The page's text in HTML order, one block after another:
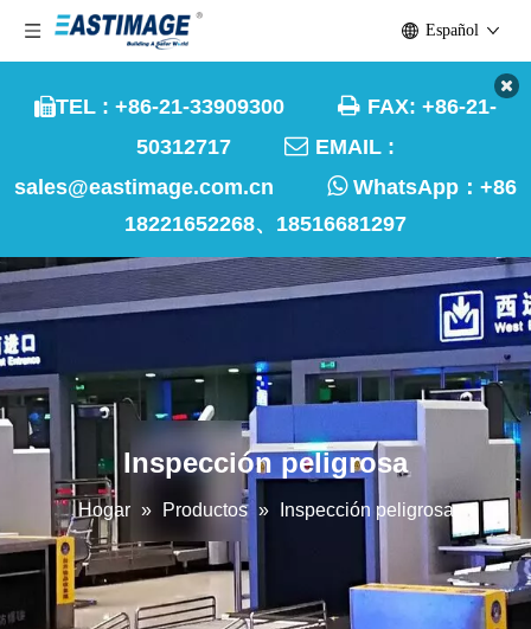
TEL : +86-21-33909300  FAX: +86-21-
50312717  EMAIL :
sales@eastimage.com.cn
WhatsApp： +86
18221652268、18516681297
Español
Inspección peligrosa
Hogar » Productos » Inspección peligrosa